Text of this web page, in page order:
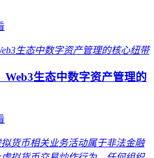
生态中数字资产管理的